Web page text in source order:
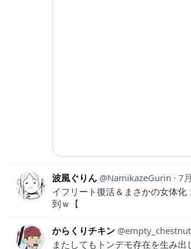
波風ぐりん NamikazeGurin
7
イフリート復活＆まさかの女体
到ｗ【
からくりチキン empty_chestnut
またしてもトンデモ存在を生み出